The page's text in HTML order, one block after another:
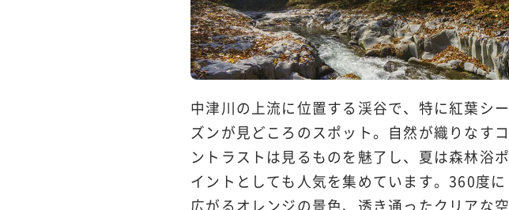
中津川の上流に位置する渓谷で、特に紅葉シー
ズンが見どころのスポット。自然が織りなすコ
ントラストは見るものを魅了し、夏は森林浴ポ
イントとしても人気を集めています。360度に
広がるオレンジの景色、透き通ったクリアな空